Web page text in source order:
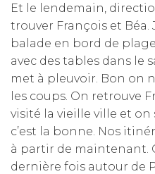
Et le lendemain,
trouver François et Béa.
balade en bord de
avec des tables dans le
met à pleuvoir. Bon on
les coups. On retrouve
visité la vieille ville et on
c’est la bonne. Nos
à partir de maintenant.
dernière fois autour de